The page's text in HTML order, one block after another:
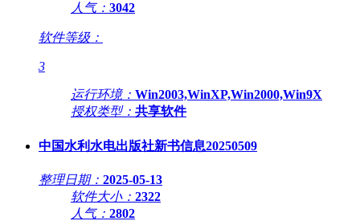
人气： 3042
软件等级：
3
运行环境： Win2003,WinXP,Win2000,Win9X
授权类型： 共享软件
中国水利水电出版社新书信息20250509
整理日期： 2025-05-13
软件大小： 2322
人气： 2802